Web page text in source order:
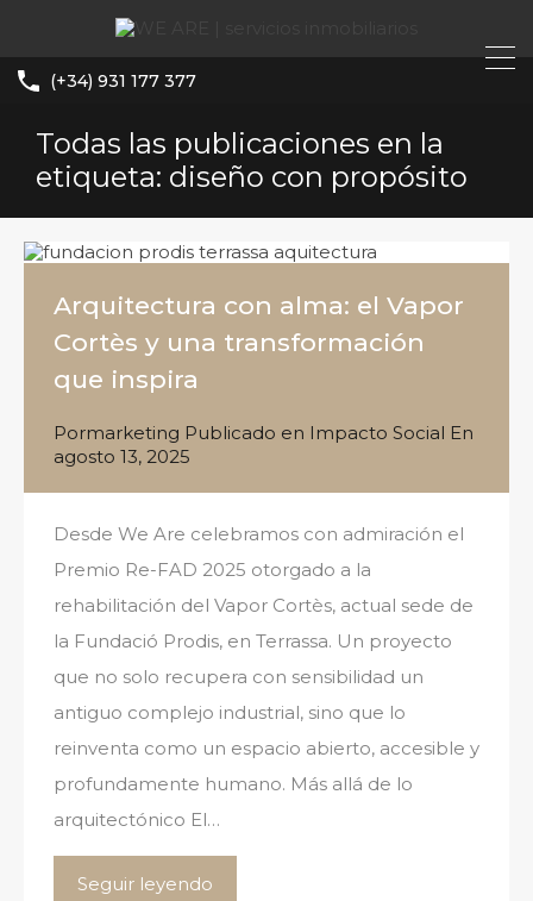
(+34) 931 177 377
Todas las publicaciones en la
etiqueta: diseño con propósito
Arquitectura con alma: el Vapor
Cortès y una transformación
que inspira
Pormarketing Publicado en Impacto Social En
agosto 13, 2025
Desde We Are celebramos con admiración el
Premio Re-FAD 2025 otorgado a la
rehabilitación del Vapor Cortès, actual sede de
la Fundació Prodis, en Terrassa. Un proyecto
que no solo recupera con sensibilidad un
antiguo complejo industrial, sino que lo
reinventa como un espacio abierto, accesible y
profundamente humano. Más allá de lo
arquitectónico El…
Seguir leyendo